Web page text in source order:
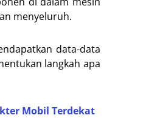
menyeluruh.
data-data
langkah apa
Mobil Terdekat